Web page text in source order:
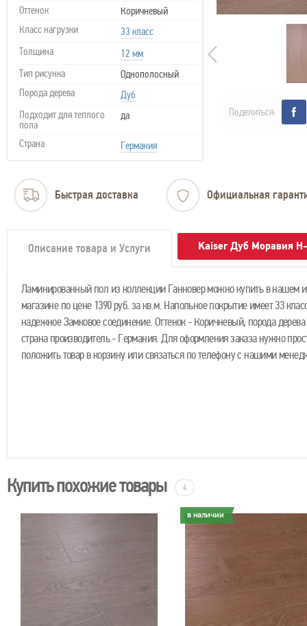
Оттенок
Коричневый
Класс нагрузки
33 класс
Толщина
12 мм
Тип рисунка
Однополосный
Порода дерева
Дуб
Подходит для теплого
пола
да
Страна Германия
Поделиться:
Быстрая доставка Официальная
Описание товара и Услуги Kaiser Дуб Моравия
Ламинированный пол из коллекции Ганновер можно купить в нашем
магазине по цене 1390 руб. за кв.м. Напольное покрытие имеет 33
надежное Замковое соединение. Оттенок - Коричневый, порода
страна производитель - Германия. Для оформления заказа нужно
положить товар в корзину или связаться по телефону с нашими
Купить похожие товары 4
в наличии